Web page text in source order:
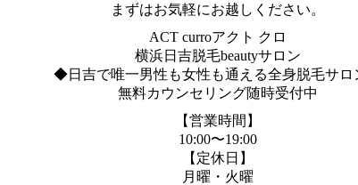
まずはお気軽にお越しください。
ACT curroアクト クロ
横浜日吉脱毛beautyサロン
◆日吉で唯一男性も女性も通える全身脱毛サ
無料カウンセリング随時受付中
【営業時間】
10:00〜19:00
【定休日】
月曜・火曜